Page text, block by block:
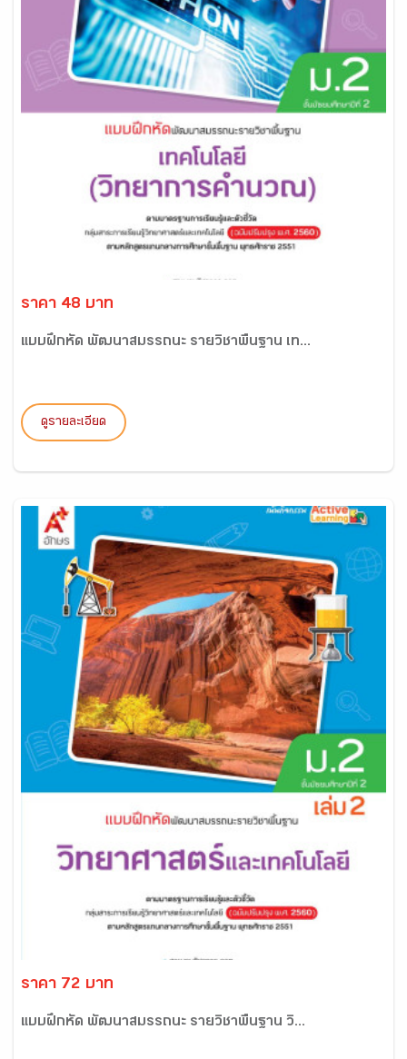
ราคา 48 บาท
แบบฝึกหัด พัฒนาสมรรถนะ รายวิชาพื้นฐาน เท...
ดูรายละเอียด
ราคา 72 บาท
แบบฝึกหัด พัฒนาสมรรถนะ รายวิชาพื้นฐาน วิ...